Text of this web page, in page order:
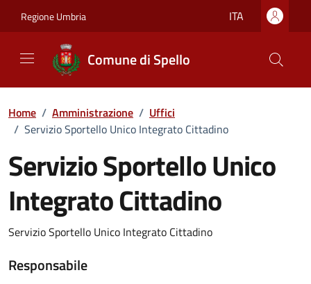
Regione Umbria ITA
Comune di Spello
Home / Amministrazione / Uffici
/ Servizio Sportello Unico Integrato Cittadino
Servizio Sportello Unico
Integrato Cittadino
Servizio Sportello Unico Integrato Cittadino
Responsabile